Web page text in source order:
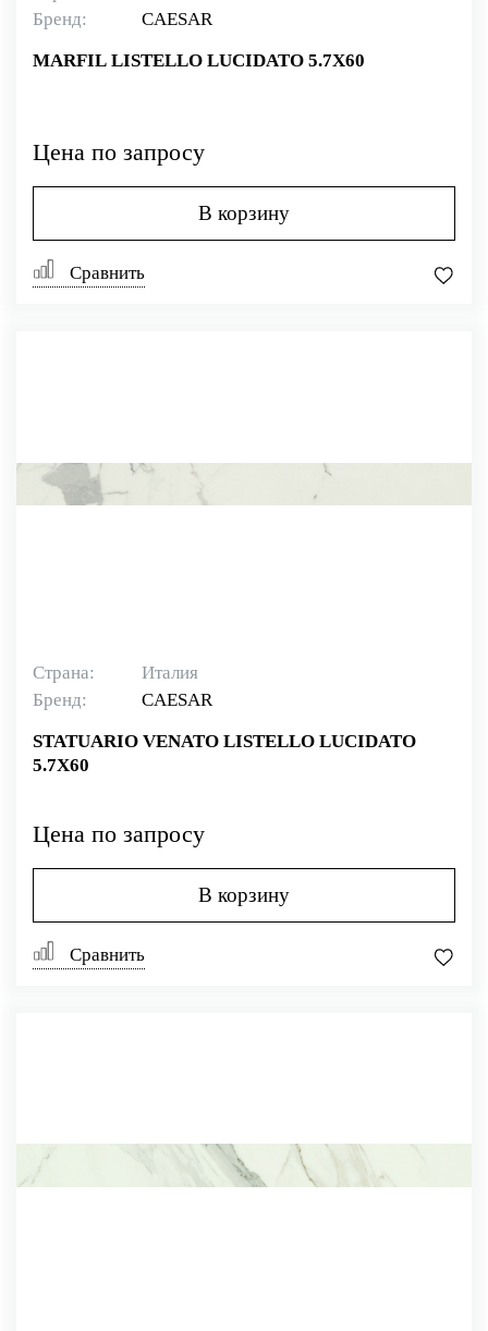
Бренд:
CAESAR
MARFIL LISTELLO LUCIDATO 5.7X60
Цена по запросу
В корзину
Сравнить
Страна:
Италия
Бренд:
CAESAR
STATUARIO VENATO LISTELLO LUCIDATO
5.7X60
Цена по запросу
В корзину
Сравнить